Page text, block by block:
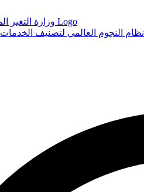
Logo
نظام النجوم العالمي لتصنيف الخدمات